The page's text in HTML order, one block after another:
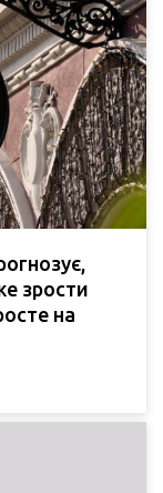
зрости
на